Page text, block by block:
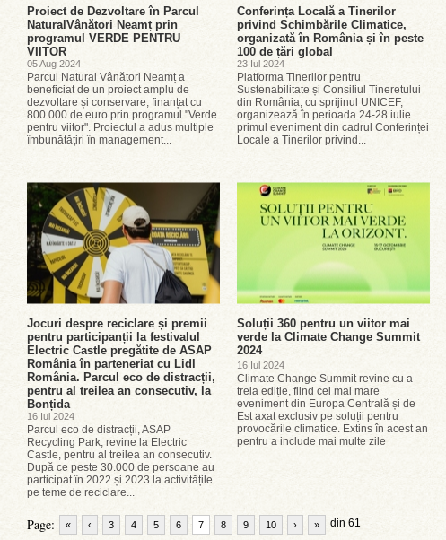
Proiect de Dezvoltare în Parcul
NaturalVânători Neamț prin
programul VERDE PENTRU
VIITOR
05 Aug 2024
Parcul Natural Vânători Neamț a
beneficiat de un proiect amplu de
dezvoltare și conservare, finanțat cu
800.000 de euro prin programul "Verde
pentru viitor". Proiectul a adus multiple
îmbunătățiri în management...
Conferința Locală a Tinerilor
privind Schimbările Climatice,
organizată în România și în peste
100 de țări global
23 Iul 2024
Platforma Tinerilor pentru
Sustenabilitate și Consiliul Tineretului
din România, cu sprijinul UNICEF,
organizează în perioada 24-28 iulie
primul eveniment din cadrul Conferinței
Locale a Tinerilor privind...
Jocuri despre reciclare și premii
pentru participanții la festivalul
Electric Castle pregătite de ASAP
România în parteneriat cu Lidl
România. Parcul eco de distracții,
pentru al treilea an consecutiv, la
Bonțida
16 Iul 2024
Parcul eco de distracții, ASAP
Recycling Park, revine la Electric
Castle, pentru al treilea an consecutiv.
După ce peste 30.000 de persoane au
participat în 2022 și 2023 la activitățile
pe teme de reciclare...
Soluții 360 pentru un viitor mai
verde la Climate Change Summit
2024
16 Iul 2024
Climate Change Summit revine cu a
treia ediție, fiind cel mai mare
eveniment din Europa Centrală și de
Est axat exclusiv pe soluții pentru
provocările climatice. Extins în acest an
pentru a include mai multe zile
Page: « ‹ 3 4 5 6 7 8 9 10 din 61
› »